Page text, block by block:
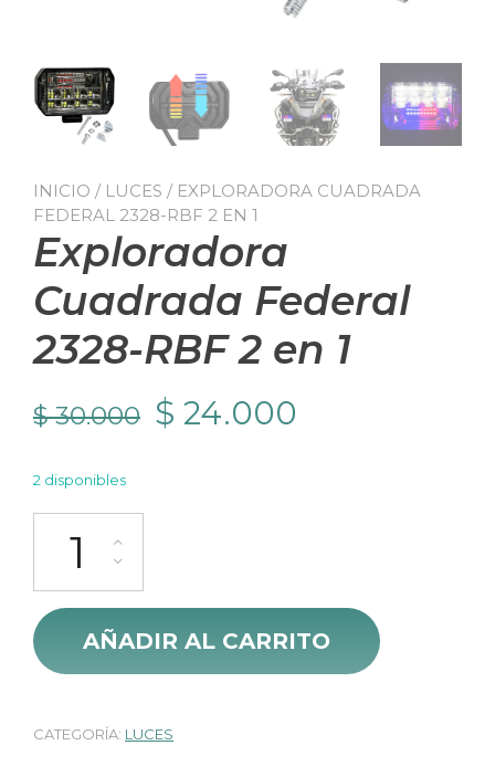
INICIO / LUCES / EXPLORADORA CUADRADA
FEDERAL 2328-RBF 2 EN 1
Exploradora
Cuadrada Federal
2328-RBF 2 en 1
$30.000 El
$ 30.000.
$ 24.000
$ 24.000.
2 disponibles
AÑADIR AL CARRITO
CATEGORÍA: LUCES